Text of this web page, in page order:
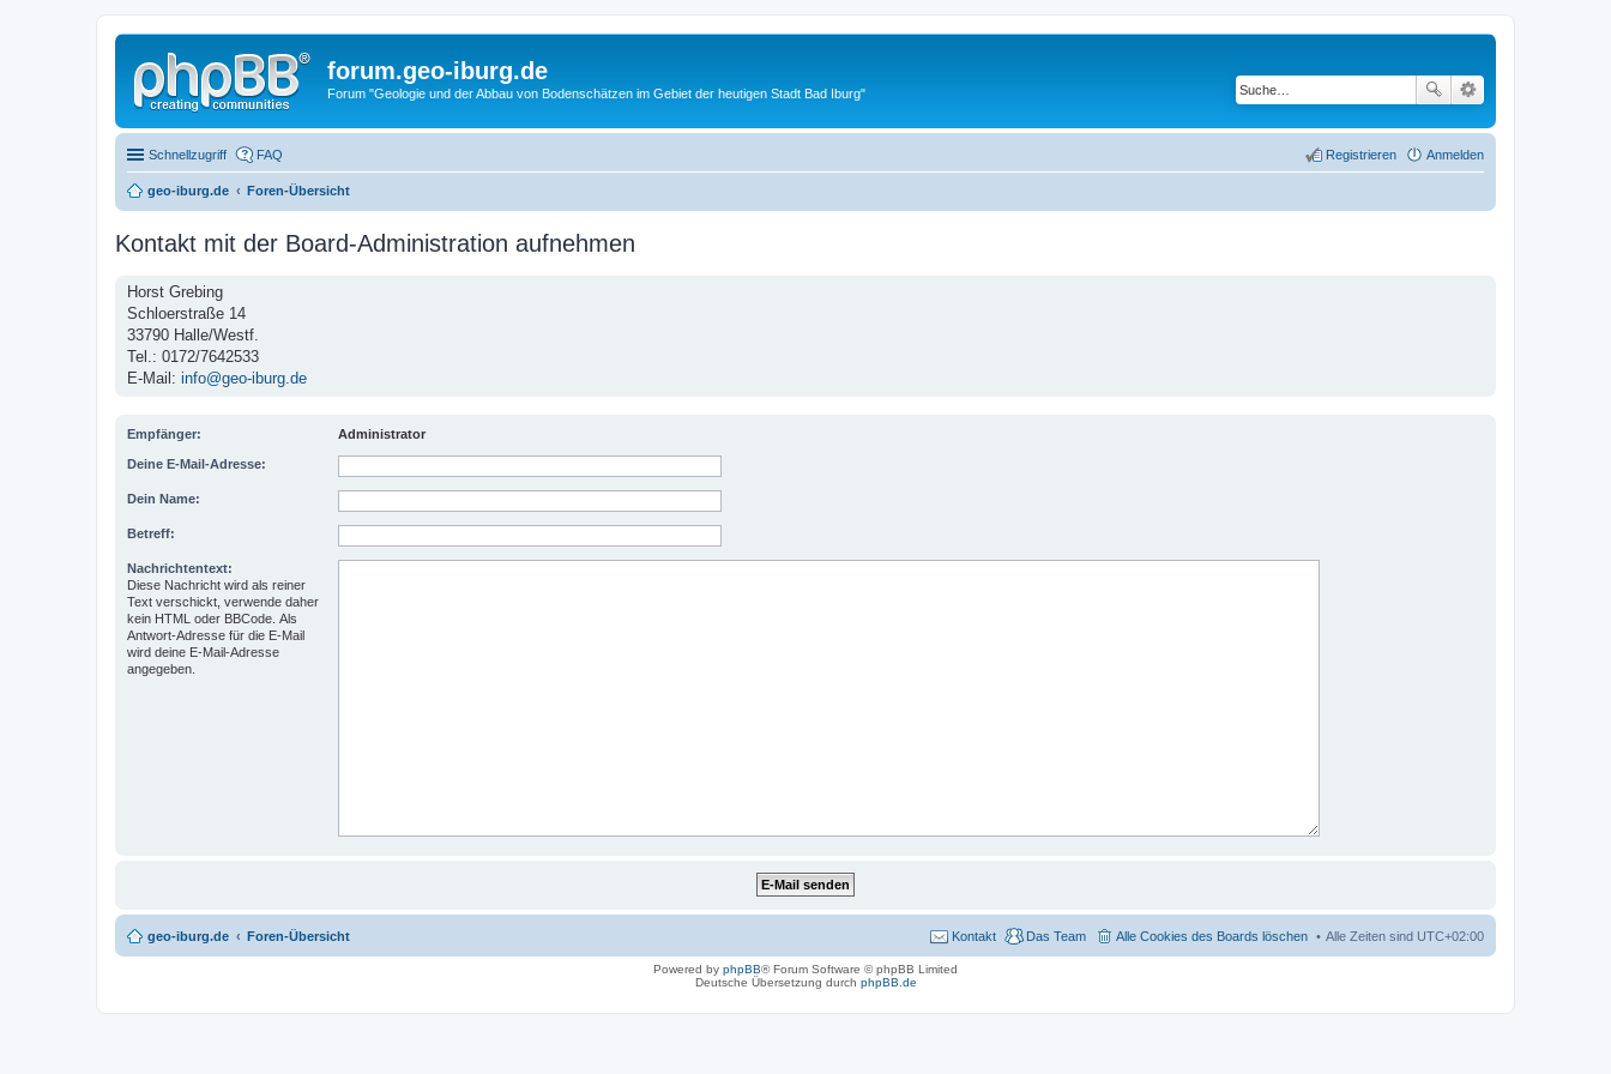
forum.geo-iburg.de
Forum "Geologie und der Abbau von Bodenschätzen im Gebiet der heutigen Stadt Bad Iburg"
Schnellzugriff FAQ Anmelden
Registrieren
geo-iburg.de Foren-Übersicht
Kontakt mit der Board-Administration aufnehmen
Horst Grebing
Schloerstraße 14
33790 Halle/Westf.
Tel.: 0172/7642533
E-Mail: info@geo-iburg.de
Empfänger: Administrator
Deine E-Mail-Adresse:
Dein Name:
Betreff:
Nachrichtentext:
Diese Nachricht wird als reiner
Text verschickt, verwende daher
kein HTML oder BBCode. Als
Antwort-Adresse für die E-Mail
wird deine E-Mail-Adresse
angegeben.
geo-iburg.de Foren-Übersicht Alle Zeiten sind UTC+02:00
Alle Cookies des Boards löschen
Das Team
Kontakt
Powered by phpBB® Forum Software © phpBB Limited
Deutsche Übersetzung durch phpBB.de